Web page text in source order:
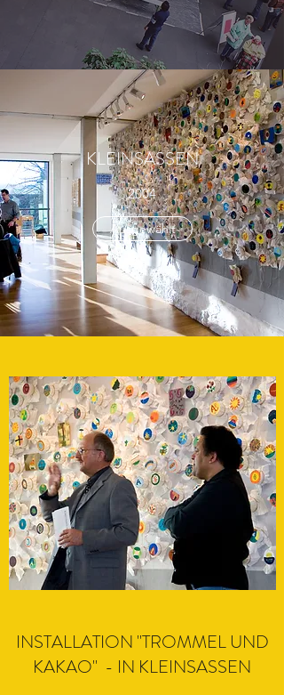
KLEINSASSEN
2004
Ausgewählt
INSTALLATION "TROMMEL UND
KAKAO" - IN KLEINSASSEN